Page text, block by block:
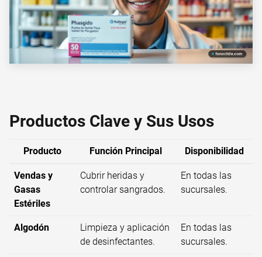
Productos Clave y Sus Usos
Producto Función Principal Disponibilidad
Vendas y
Gasas
Estériles
Cubrir heridas y
controlar sangrados.
En todas las
sucursales.
Algodón
Limpieza y aplicación
de desinfectantes.
En todas las
sucursales.